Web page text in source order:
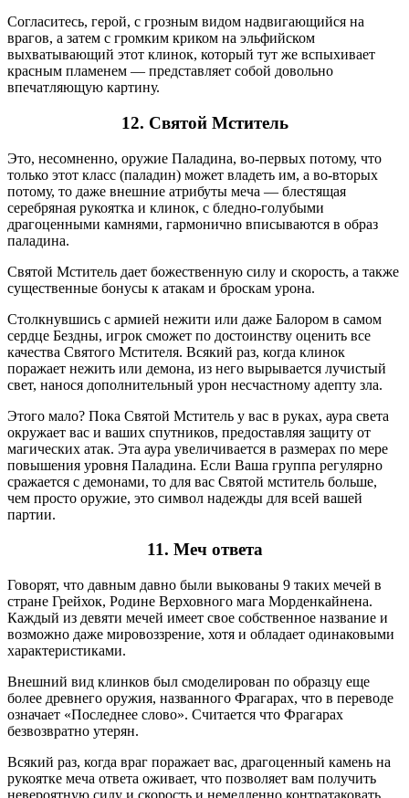
Согласитесь, герой, с грозным видом надвигающийся на
врагов, а затем с громким криком на эльфийском
выхватывающий этот клинок, который тут же вспыхивает
красным пламенем — представляет собой довольно
впечатляющую картину.
12. Святой Мститель
Это, несомненно, оружие Паладина, во-первых потому, что
только этот класс (паладин) может владеть им, а во-вторых
потому, то даже внешние атрибуты меча — блестящая
серебряная рукоятка и клинок, с бледно-голубыми
драгоценными камнями, гармонично вписываются в образ
паладина.
Святой Мститель дает божественную силу и скорость, а также
существенные бонусы к атакам и броскам урона.
Столкнувшись с армией нежити или даже Балором в самом
сердце Бездны, игрок сможет по достоинству оценить все
качества Святого Мстителя. Всякий раз, когда клинок
поражает нежить или демона, из него вырывается лучистый
свет, нанося дополнительный урон несчастному адепту зла.
Этого мало? Пока Святой Мститель у вас в руках, аура света
окружает вас и ваших спутников, предоставляя защиту от
магических атак. Эта аура увеличивается в размерах по мере
повышения уровня Паладина. Если Ваша группа регулярно
сражается с демонами, то для вас Святой мститель больше,
чем просто оружие, это символ надежды для всей вашей
партии.
11. Меч ответа
Говорят, что давным давно были выкованы 9 таких мечей в
стране Грейхок, Родине Верховного мага Морденкайнена.
Каждый из девяти мечей имеет свое собственное название и
возможно даже мировоззрение, хотя и обладает одинаковыми
характеристиками.
Внешний вид клинков был смоделирован по образцу еще
более древнего оружия, названного Фрагарах, что в переводе
означает «Последнее слово». Считается что Фрагарах
безвозвратно утерян.
Всякий раз, когда враг поражает вас, драгоценный камень на
рукоятке меча ответа оживает, что позволяет вам получить
невероятную силу и скорость и немедленно контратаковать